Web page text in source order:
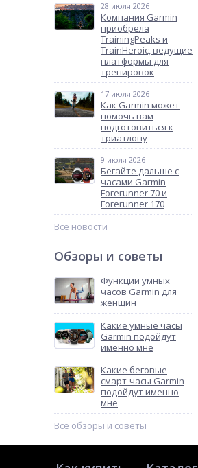
28 июля 2026
Компания Garmin
приобрела
TrainingPeaks и
TrainHeroic, ведущие
платформы для
тренировок
17 июля 2026
Как Garmin может
помочь вам
подготовиться к
триатлону
9 июля 2026
Бегайте дальше с
часами Garmin
Forerunner 70 и
Forerunner 170
Все новости
Обзоры и советы
Функции умных
часов Garmin для
женщин
Какие умные часы
Garmin подойдут
именно мне
Какие беговые
смарт-часы Garmin
подойдут именно
мне
Все обзоры и советы